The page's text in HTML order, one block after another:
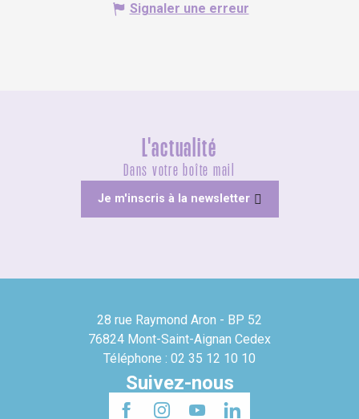
Signaler une erreur
L'actualité
Dans votre boîte mail
Je m'inscris à la newsletter
28 rue Raymond Aron - BP 52
76824 Mont-Saint-Aignan Cedex
Téléphone : 02 35 12 10 10
Suivez-nous